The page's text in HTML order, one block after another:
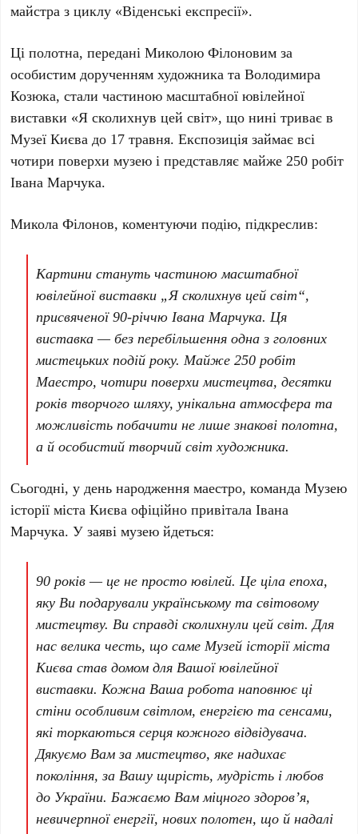
майстра з циклу «Віденські експресії».
Ці полотна, переданіМиколою Філоновим за
особистим дорученням художника таВолодимира
Козюка, стали частиною масштабної ювілейної
виставки «Я сколихнув цей світ», що нині триває в
Музеї Києвадо 17 травня. Експозиція займає всі
чотири поверхи музею і представляє майже250 робіт
Івана Марчука.
Микола Філонов, коментуючи подію, підкреслив:
Картини стануть частиною масштабної
ювілейної виставки „Я сколихнув цей світ“,
присвяченої 90-річчю Івана Марчука. Ця
виставка — без перебільшення одна з головних
мистецьких подій року. Майже 250 робіт
Маестро, чотири поверхи мистецтва, десятки
років творчого шляху, унікальна атмосфера та
можливість побачити не лише знакові полотна,
а й особистий творчий світ художника.
Сьогодні, у день народження маестро, команда Музею
історії міста Києва офіційно привіталаІвана
Марчука. У заяві музею йдеться:
90 років — це не просто ювілей. Це ціла епоха,
яку Ви подарували українському та світовому
мистецтву. Ви справді сколихнули цей світ. Для
нас велика честь, що саме Музей історії міста
Києва став домом для Вашої ювілейної
виставки. Кожна Ваша робота наповнює ці
стіни особливим світлом, енергією та сенсами,
які торкаються серця кожного відвідувача.
Дякуємо Вам за мистецтво, яке надихає
покоління, за Вашу щирість, мудрість і любов
до України. Бажаємо Вам міцного здоров’я,
невичерпної енергії, нових полотен, що й надалі